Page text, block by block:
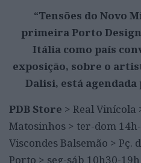
“Tensões do Novo
primeira Porto
Itália como país
exposição, sobre o
Dalisi, está agendada
PDB Store > Real Vinícola
Matosinhos > ter-dom
Viscondes Balsemão > Pç.
Porto > seg-sáb 10h30-19h